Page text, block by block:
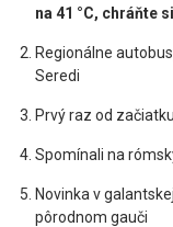
na 41 °C, chráňte
Regionálne
Seredi
Prvý raz od
Spomínali na
Novinka v
pôrodnom gauči